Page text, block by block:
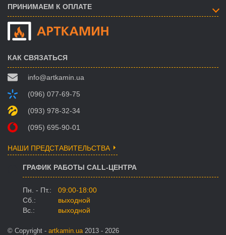
ПРИНИМАЕМ К ОПЛАТЕ
КАК СВЯЗАТЬСЯ
info@artkamin.ua
(096) 077-69-75
(093) 978-32-34
(095) 695-90-01
НАШИ ПРЕДСТАВИТЕЛЬСТВА
ГРАФИК РАБОТЫ CALL-ЦЕНТРА
Пн. - Пт.:
09:00-18:00
Сб.:
выходной
Вс.:
выходной
© Copyright - artkamin.ua2013 - 2026